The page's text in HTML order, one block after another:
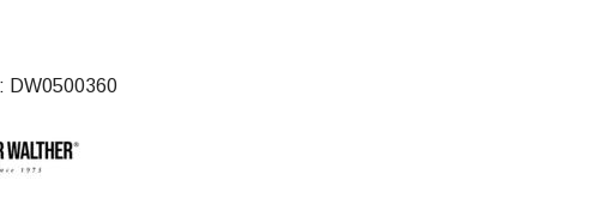
DW0500360